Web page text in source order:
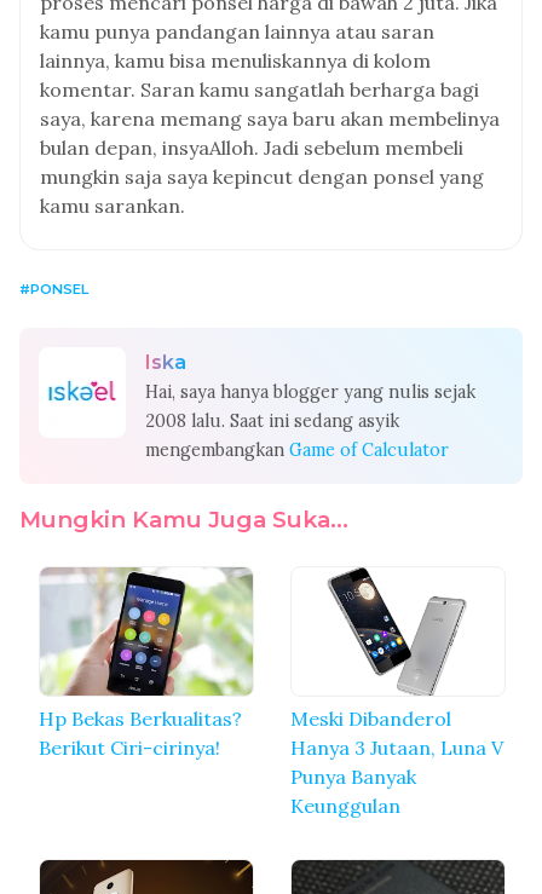
kamu punya pandangan lainnya atau saran
lainnya, kamu bisa menuliskannya di kolom
komentar. Saran kamu sangatlah berharga bagi
saya, karena memang saya baru akan membelinya
bulan depan, insyaAlloh. Jadi sebelum membeli
mungkin saja saya kepincut dengan ponsel yang
kamu sarankan.
PONSEL
Iska
Hai, saya hanya blogger yang nulis sejak
2008 lalu. Saat ini sedang asyik
mengembangkan Game of Calculator
Mungkin Kamu Juga Suka...
Hp Bekas Berkualitas?
Berikut Ciri-cirinya!
Meski Dibanderol
Hanya 3 Jutaan, Luna V
Punya Banyak
Keunggulan